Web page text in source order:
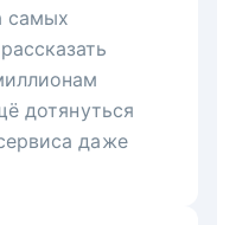
самых
дотянуться
даже